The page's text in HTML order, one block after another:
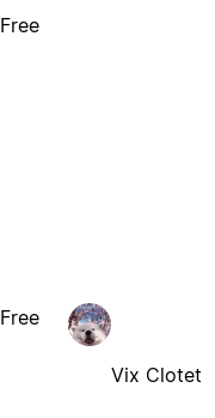
Free
Free
Vix Clotet